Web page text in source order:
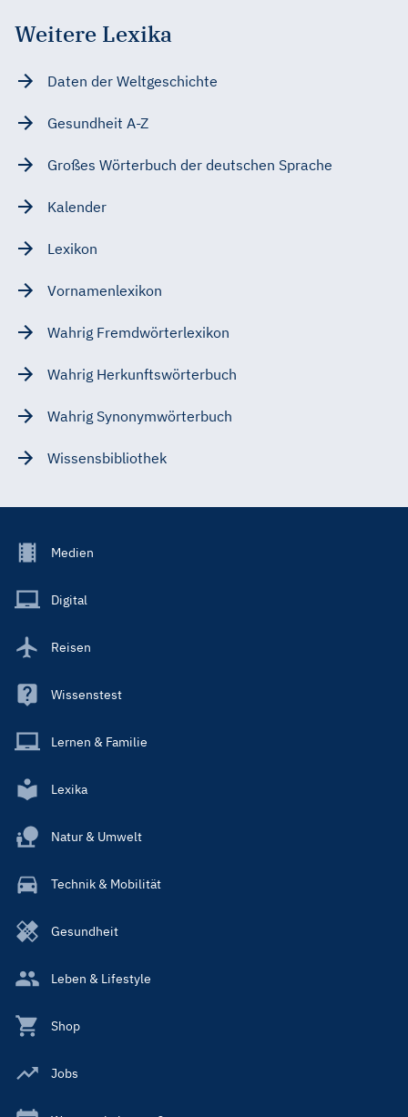
Weitere Lexika
Daten der Weltgeschichte
Gesundheit A-Z
Großes Wörterbuch der deutschen Sprache
Kalender
Lexikon
Vornamenlexikon
Wahrig Fremdwörterlexikon
Wahrig Herkunftswörterbuch
Wahrig Synonymwörterbuch
Wissensbibliothek
Footer
Main
Medien
Digital
Reisen
Wissenstest
Lernen & Familie
Lexika
Natur & Umwelt
Technik & Mobilität
Gesundheit
Leben & Lifestyle
Shop
Jobs